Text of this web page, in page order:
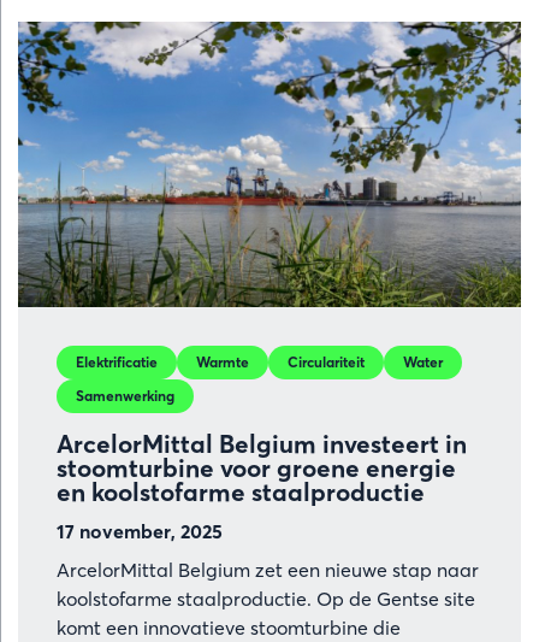
in
Oost-
van
verborgen
bron
tot
industriële
kracht
ArcelorMittal Belgium investeert in
stoomturbine voor groene energie
en koolstofarme staalproductie
17 november, 2025
Elektrificatie Warmte Circulariteit
Water
Samenwerking
ArcelorMittal Belgium zet een nieuwe stap naar
koolstofarme staalproductie. Op de Gentse site
komt een innovatieve stoomturbine die